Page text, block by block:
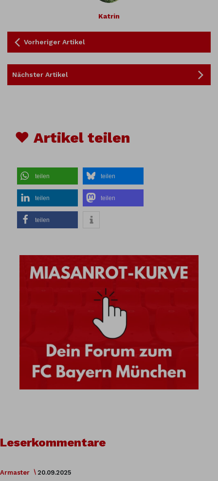
Katrin
Vorheriger Artikel
Nächster Artikel
♥ Artikel teilen
teilen teilen
teilen teilen
teilen
Leserkommentare
Armaster 20.09.2025